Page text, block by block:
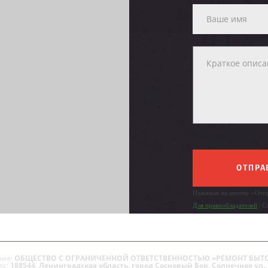
Нажимая на кнопку
Для правообладателей |
ОБЩЕСТВО С ОГРАНИЧЕННОЙ ОТВЕТСТВЕННОСТЬЮ «РЕМОНТ
188544, Ленинградская область, город Сосновый Бор, Солнечная ул.,